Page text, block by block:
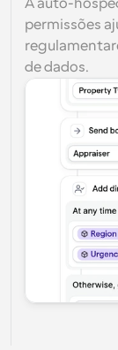
A auto-
permissões
de dados.